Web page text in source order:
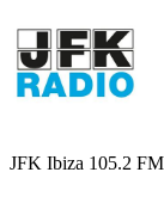
JFK Ibiza 105.2 FM